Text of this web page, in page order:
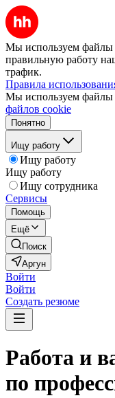
Мы используем файлы
правильную работу
трафик.
Правила
Мы используем файлы
файлов cookie
Понятно
Ищу работу
Ищу работу
Ищу работу
Ищу сотрудника
Сервисы
Помощь
Ещё
Поиск
Аргун
Войти
Войти
Создать резюме
Работа и
по